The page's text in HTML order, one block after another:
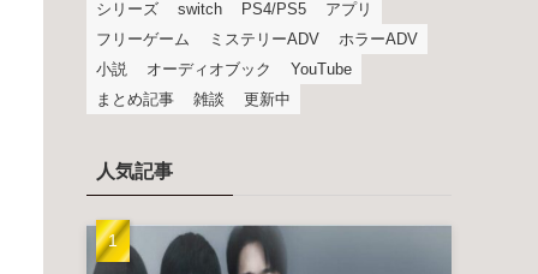
シリーズ switch PS4/PS5
アプリ
フリーゲーム
ミステリーADV
ホラーADV
小説
オーディオブック
YouTube
まとめ記事
雑談 更新中
人気記事